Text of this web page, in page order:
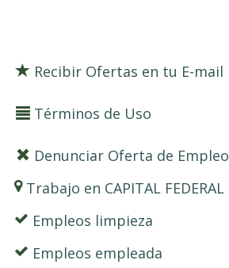
Recibir Ofertas en tu E-mail
Términos de Uso
Denunciar Oferta de Empleo
Trabajo en CAPITAL FEDERAL
Empleos limpieza
Empleos empleada